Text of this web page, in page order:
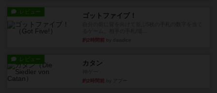
レビュー ゴットファイブ！
約2時間前
レビュー カタン
約2時間前